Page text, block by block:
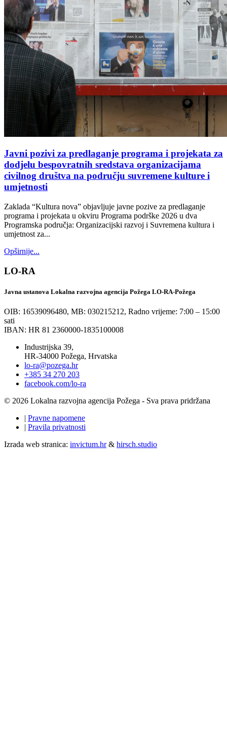
Javni pozivi za predlaganje programa i projekata za
dodjelu bespovratnih sredstava organizacijama
civilnog društva na području suvremene kulture i
umjetnosti
Zaklada “Kultura nova” objavljuje javne pozive za predlaganje
programa i projekata u okviru Programa podrške 2026 u dva
Programska područja: Organizacijski razvoj i Suvremena kultura i
umjetnost za...
Opširnije...
LO-RA
Javna ustanova Lokalna razvojna agencija Požega LO-RA-Požega
OIB: 16539096480, MB: 030215212, Radno vrijeme: 7:00 – 15:00
sati
IBAN: HR 81 2360000-1835100008
Industrijska 39,
HR-34000 Požega, Hrvatska
lo-ra@pozega.hr
+385 34 270 203
facebook.com/lo-ra
© 2026 Lokalna razvojna agencija Požega - Sva prava pridržana
| Pravne napomene
| Pravila privatnosti
Izrada web stranica: invictum.hr& hirsch.studio